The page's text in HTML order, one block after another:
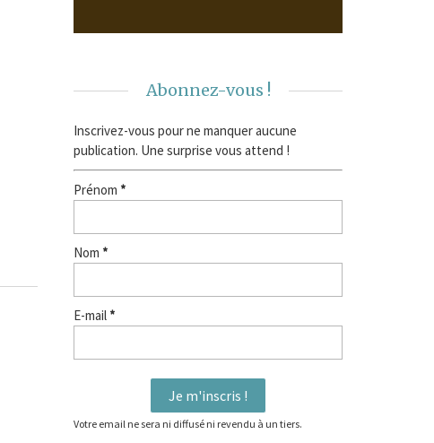
Abonnez-vous !
Inscrivez-vous pour ne manquer aucune
publication. Une surprise vous attend !
Prénom *
Nom *
E-mail *
Votre email ne sera ni diffusé ni revendu à un tiers.